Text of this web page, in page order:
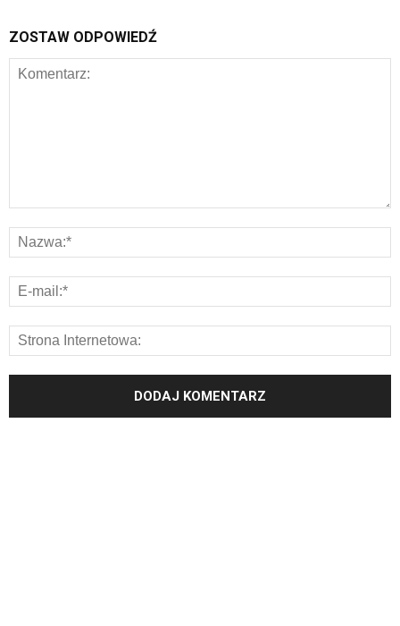
ZOSTAW ODPOWIEDŹ